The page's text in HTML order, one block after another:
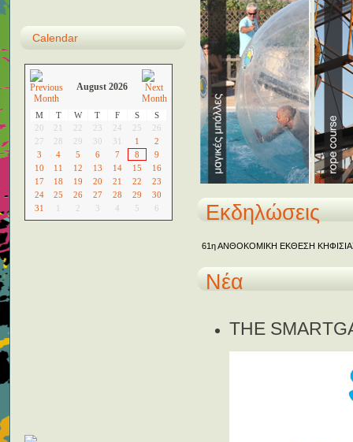
Εκδηλώσεις
61η ΑΝΘΟΚΟΜΙΚΗ ΕΚΘΕΣΗ
Νέα
THE
Calendar
August 2026
M T W T F S
S
20
21 22 23 24 25
26
27
28 29 30 31 1
2
3
4 5 6 7 8
9
10
11 12 13 14 15
16
17
18 19 20 21 22
23
24
25 26 27 28 29
30
31
1 2 3 4 5 6